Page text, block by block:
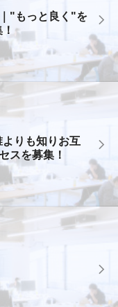
"もっと良く"を
りも知りお互
スを募集！